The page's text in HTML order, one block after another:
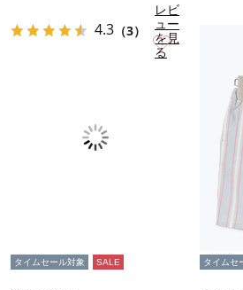
4.3 （3）
レビ
ュー
を見
る
に入り お気に入り
タイムセール対象 SALE タイムセ